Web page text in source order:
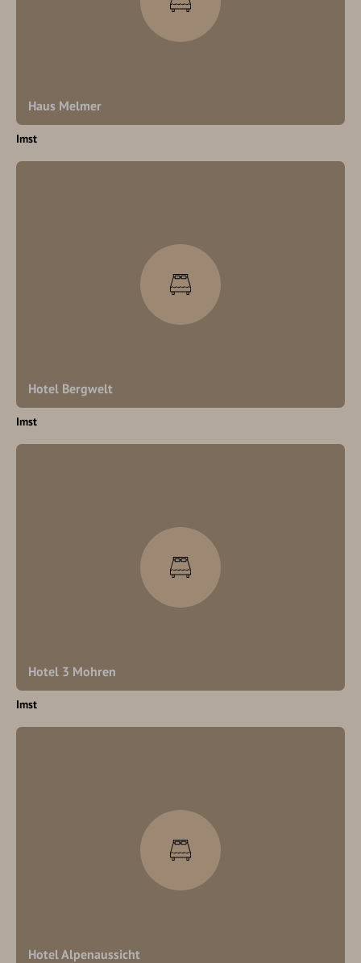
Haus Melmer
Imst
Hotel Bergwelt
Imst
Hotel 3 Mohren
Imst
Hotel Alpenaussicht